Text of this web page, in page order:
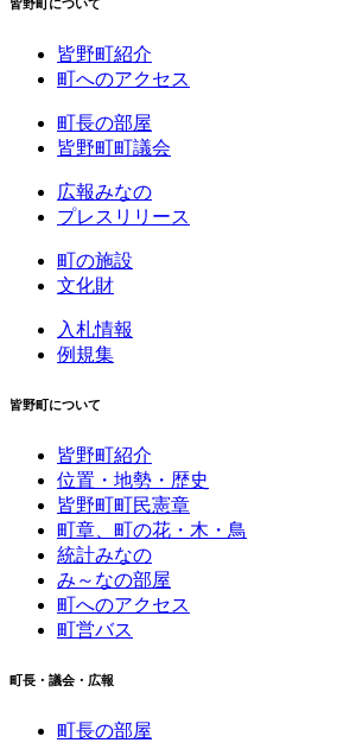
皆野町について
皆野町紹介
町へのアクセス
町長の部屋
皆野町町議会
広報みなの
プレスリリース
町の施設
文化財
入札情報
例規集
皆野町について
皆野町紹介
位置・地勢・歴史
皆野町町民憲章
町章、町の花・木・鳥
統計みなの
み～なの部屋
町へのアクセス
町営バス
町長・議会・広報
町長の部屋